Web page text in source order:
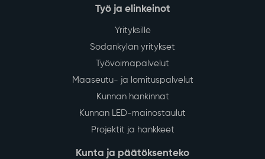
Työ ja elinkeinot
Yrityksille
Sodankylän yritykset
Työvoimapalvelut
Maaseutu- ja lomituspalvelut
Kunnan hankinnat
Kunnan LED-mainostaulut
Projektit ja hankkeet
Kunta ja päätöksenteko